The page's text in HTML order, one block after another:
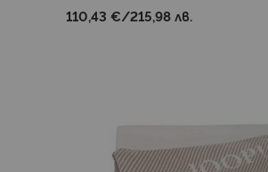
110,43 €/215,98 лв.